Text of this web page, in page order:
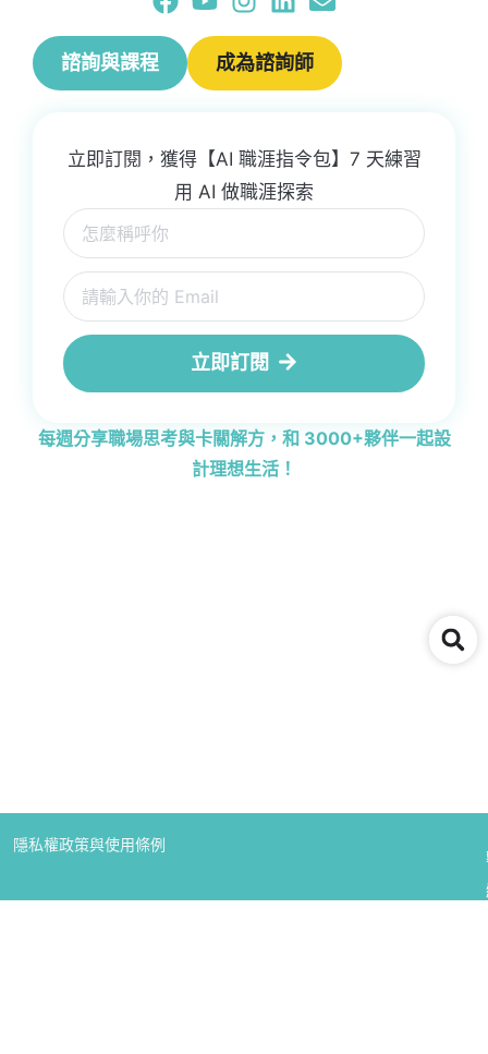
諮詢與課程 成為諮詢師
立即訂閱，獲得【AI 職涯指令包】7 天練習
用 AI 做職涯探索
立即訂閱
每週分享職場思考與卡關解方，和 3000+夥伴一起設
計理想生活！
隱私權政策與使用條例